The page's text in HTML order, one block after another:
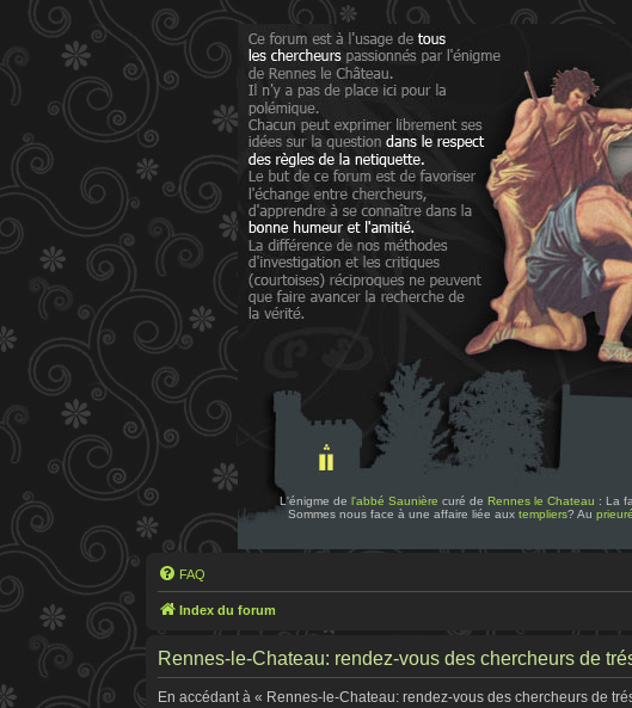
L'énigme de l'abbé Saunière curé de Rennes le Chateau : La
Sommes nous face à une affaire liée aux templiers? Au
FAQ
Index du forum
Rennes-le-Chateau: rendez-vous des chercheurs de
En accédant à « Rennes-le-Chateau: rendez-vous des chercheurs de